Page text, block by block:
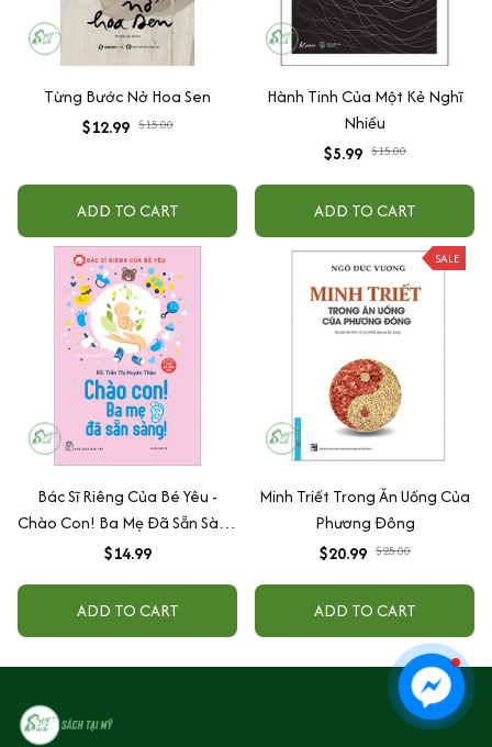
Từng Bước Nở Hoa Sen
$12.99 $15.00
ADD TO CART
Hành Tinh Của Một Kẻ Nghĩ
Nhiều
$5.99 $15.00
ADD TO CART
Bác Sĩ Riêng Của Bé Yêu -
Chào Con! Ba Mẹ Đã Sẵn Sàng
(Tái Bản)
$14.99
ADD TO CART
SALE
Minh Triết Trong Ăn Uống Của
Phương Đông
$20.99 $25.00
ADD TO CART